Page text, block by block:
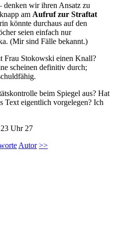
denken wir ihren Ansatz zu
am Aufruf zur Straftat
könnte durchaus auf den
seien einfach nur
(Mir sind Fälle bekannt.)
Frau Stokowski einen Knall?
scheinen definitiv durch;
beim Spiegel aus? Hat
Text eigentlich vorgelegen? Ich
Uhr 27
Autor >>